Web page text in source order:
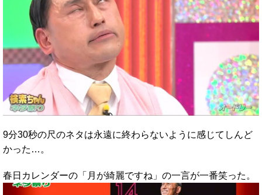
9分30秒の尺のネタは永遠に終わらないように感じてしんど
かった…。
春日カレンダーの「月が綺麗ですね」の一言が一番笑った。